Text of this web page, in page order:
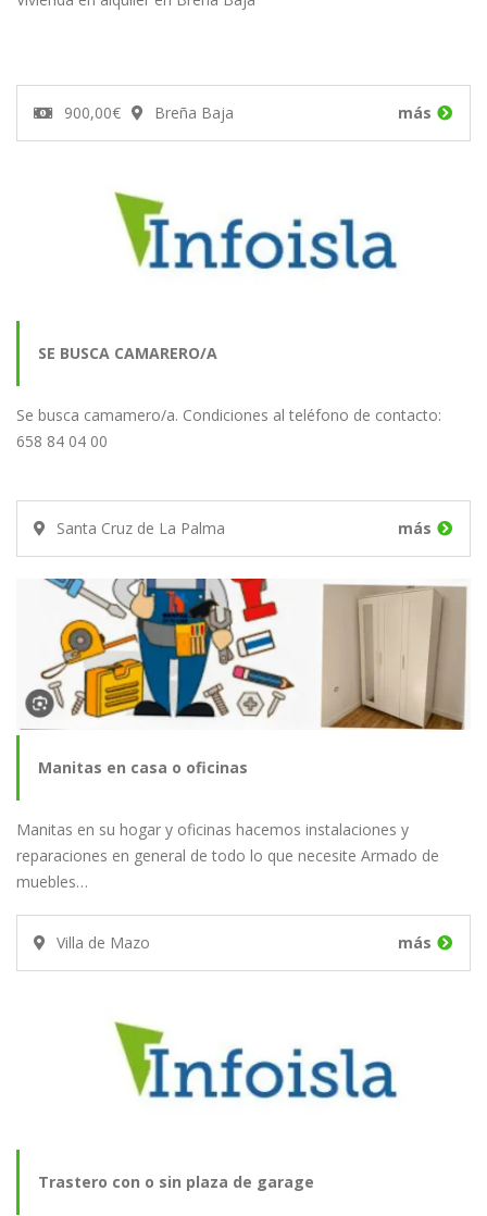
900,00€ Breña Baja más
SE BUSCA CAMARERO/A
Se busca camamero/a. Condiciones al teléfono de contacto:
658 84 04 00
Santa Cruz de La Palma más
Manitas en casa o oficinas
Manitas en su hogar y oficinas hacemos instalaciones y
reparaciones en general de todo lo que necesite Armado de
muebles…
Villa de Mazo más
Trastero con o sin plaza de garage